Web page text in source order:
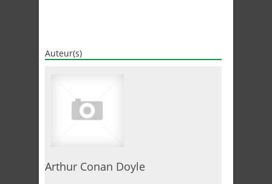
Auteur(s)
Arthur Conan Doyle